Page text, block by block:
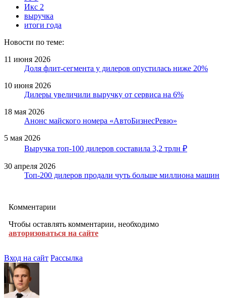
Икс 2
выручка
итоги года
Новости по теме:
11 июня 2026
Доля флит-сегмента у дилеров опустилась ниже 20%
10 июня 2026
Дилеры увеличили выручку от сервиса на 6%
18 мая 2026
Анонс майского номера «АвтоБизнесРевю»
5 мая 2026
Выручка топ-100 дилеров составила 3,2 трлн ₽
30 апреля 2026
Топ-200 дилеров продали чуть больше миллиона машин
Комментарии
Чтобы оставлять комментарии, необходимо
авторизоваться на сайте
Вход на сайт Рассылка